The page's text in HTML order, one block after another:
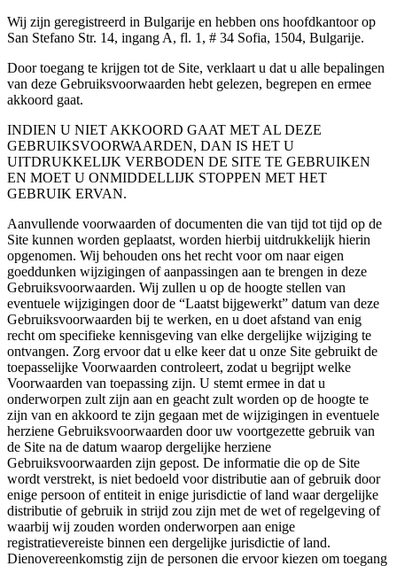
Wij zijn geregistreerd in Bulgarije en hebben ons hoofdkantoor op
San Stefano Str. 14, ingang A, fl. 1, # 34 Sofia, 1504, Bulgarije.
Door toegang te krijgen tot de Site, verklaart u dat u alle bepalingen
van deze Gebruiksvoorwaarden hebt gelezen, begrepen en ermee
akkoord gaat.
INDIEN U NIET AKKOORD GAAT MET AL DEZE
GEBRUIKSVOORWAARDEN, DAN IS HET U
UITDRUKKELIJK VERBODEN DE SITE TE GEBRUIKEN
EN MOET U ONMIDDELLIJK STOPPEN MET HET
GEBRUIK ERVAN.
Aanvullende voorwaarden of documenten die van tijd tot tijd op de
Site kunnen worden geplaatst, worden hierbij uitdrukkelijk hierin
opgenomen. Wij behouden ons het recht voor om naar eigen
goeddunken wijzigingen of aanpassingen aan te brengen in deze
Gebruiksvoorwaarden. Wij zullen u op de hoogte stellen van
eventuele wijzigingen door de “Laatst bijgewerkt” datum van deze
Gebruiksvoorwaarden bij te werken, en u doet afstand van enig
recht om specifieke kennisgeving van elke dergelijke wijziging te
ontvangen. Zorg ervoor dat u elke keer dat u onze Site gebruikt de
toepasselijke Voorwaarden controleert, zodat u begrijpt welke
Voorwaarden van toepassing zijn. U stemt ermee in dat u
onderworpen zult zijn aan en geacht zult worden op de hoogte te
zijn van en akkoord te zijn gegaan met de wijzigingen in eventuele
herziene Gebruiksvoorwaarden door uw voortgezette gebruik van
de Site na de datum waarop dergelijke herziene
Gebruiksvoorwaarden zijn gepost. De informatie die op de Site
wordt verstrekt, is niet bedoeld voor distributie aan of gebruik door
enige persoon of entiteit in enige jurisdictie of land waar dergelijke
distributie of gebruik in strijd zou zijn met de wet of regelgeving of
waarbij wij zouden worden onderworpen aan enige
registratievereiste binnen een dergelijke jurisdictie of land.
Dienovereenkomstig zijn de personen die ervoor kiezen om toegang